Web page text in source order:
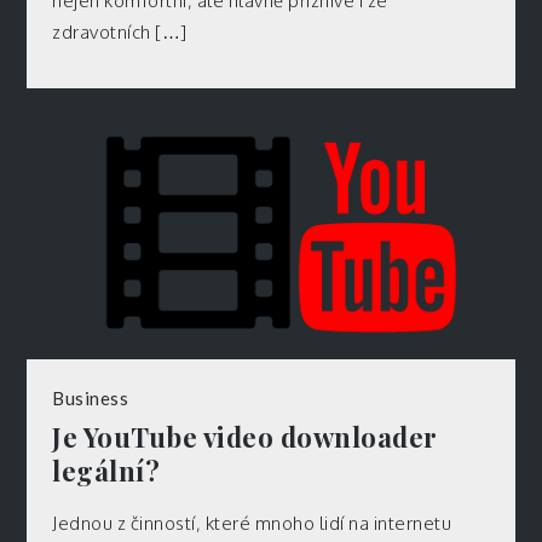
zdravotních […]
Business
Je YouTube video downloader
legální?
Jednou z činností, které mnoho lidí na internetu